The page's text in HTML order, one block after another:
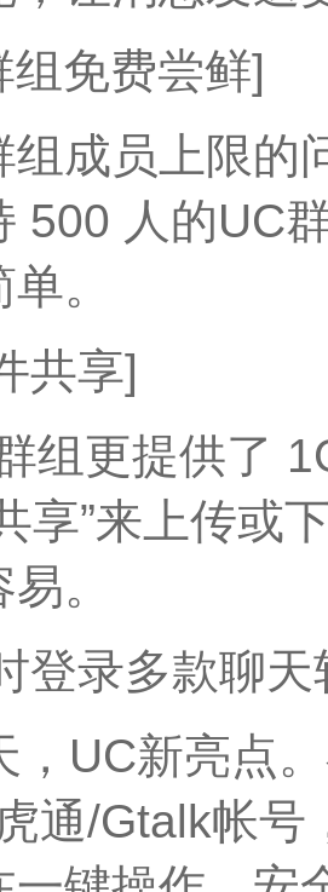
组免费尝鲜]
组成员上限的
500 人的UC
。
共享]
组更提供了
享”来上传或
。
登录多款聊
，UC新亮点
通/Gtalk帐